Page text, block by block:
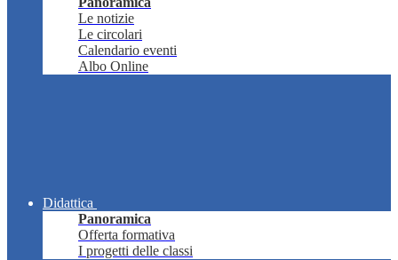
Le notizie
Le circolari
Calendario eventi
Albo Online
Didattica
Panoramica
Offerta formativa
I progetti delle classi